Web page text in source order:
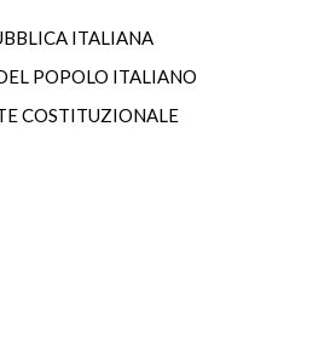
ITALIANA
POPOLO ITALIANO
COSTITUZIONALE